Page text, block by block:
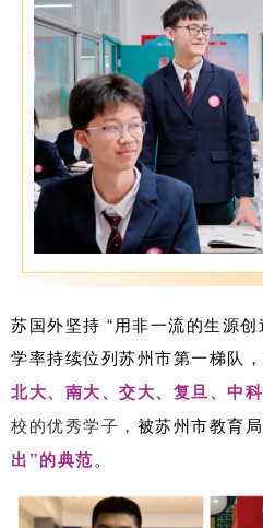
苏国外坚持 “用非一流的生源
学率持续位列苏州市第一梯队，
北大、南大、交大、复旦、中
校的优秀学子， 被苏州市教育
出”的典范。